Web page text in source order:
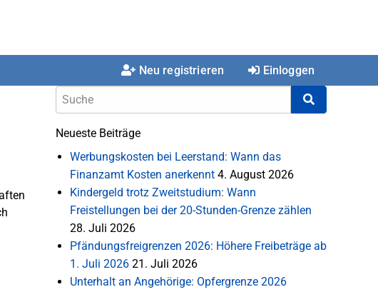
Neu registrieren Einloggen
Neueste Beiträge
Werbungskosten bei Leerstand: Wann das
Finanzamt Kosten anerkennt 4. August 2026
Kindergeld trotz Zweitstudium: Wann
Freistellungen bei der 20-Stunden-Grenze zählen
28. Juli 2026
Pfändungsfreigrenzen 2026: Höhere Freibeträge ab
1. Juli 2026 21. Juli 2026
Unterhalt an Angehörige: Opfergrenze 2026